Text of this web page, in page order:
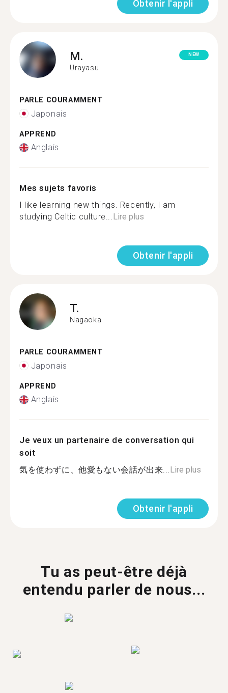
Obtenir l'appli
M.
Urayasu
NEW
PARLE COURAMMENT
Japonais
APPREND
Anglais
Mes sujets favoris
I like learning new things. Recently, I am
studying Celtic culture...Lire plus
Obtenir l'appli
T.
Nagaoka
PARLE COURAMMENT
Japonais
APPREND
Anglais
Je veux un partenaire de conversation qui
soit
気を使わずに、他愛もない会話が出来...Lire plus
Obtenir l'appli
Tu as peut-être déjà
entendu parler de nous...